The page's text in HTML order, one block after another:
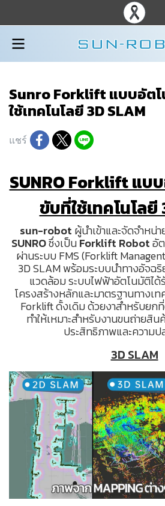
Sunro Forklift แบบอัต
ใช้เทคโนโลยี 3D SLAM
แชร์
SUNRO Forklift แบ
ขับที่ใช้เทคโนโลยี
sun-robot ผู้นำเข้าและจัดจำหน่
SUNROซึ่งเป็นForklift Robotอั
ผ่านระบบ FMS (Forklift
3D SLAM พร้อมระบบนำทางอัจฉ
แวดล้อม ระบบไฟฟ้าอัตโนมัติไ
โครงสร้างหลักและมาตรฐานทาง
Forklift ดั้งเดิม ด้วยงาสำหรับยก
ทำให้เหมาะสำหรับงานขนถ่ายสิ
ประสิทธิภาพและความ
3D SLAM